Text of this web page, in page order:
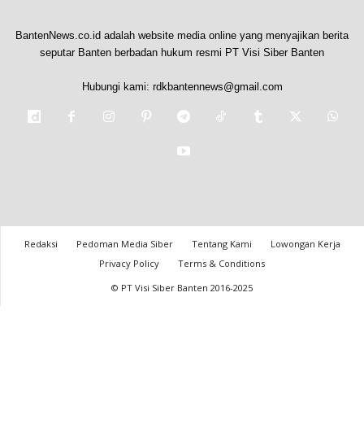
BantenNews.co.id adalah website media online yang menyajikan berita
seputar Banten berbadan hukum resmi PT Visi Siber Banten
Hubungi kami: rdkbantennews@gmail.com
Redaksi Pedoman Media Siber Tentang Kami
Lowongan Kerja
Privacy Policy
Terms & Conditions
© PT Visi Siber Banten 2016-2025